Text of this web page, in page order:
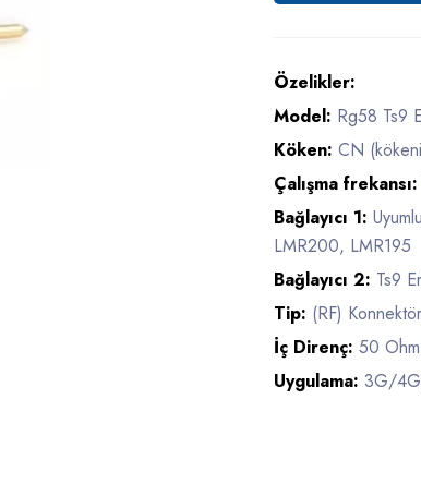
Özelikler:
Model: Rg58 Ts9
Köken: CN (kökeni
Çalışma frekansı:
Bağlayıcı 1:
LMR200, LMR195
Bağlayıcı 2: Ts9
Tip: (RF) Konnektör
İç Direnç: 50
Uygulama: 3G/